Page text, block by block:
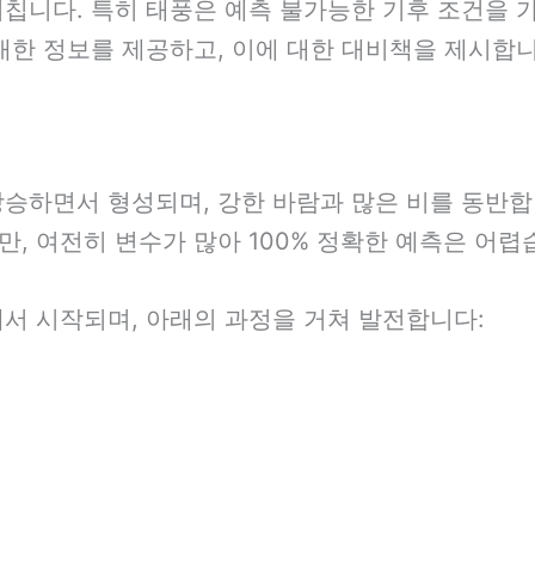
니다. 특히 태풍은 예측 불가능한 기후 조건을
정보를 제공하고, 이에 대한 대비책을 제시합
하면서 형성되며, 강한 바람과 많은 비를 동반
, 여전히 변수가 많아 100% 정확한 예측은 어렵
시작되며, 아래의 과정을 거쳐 발전합니다: